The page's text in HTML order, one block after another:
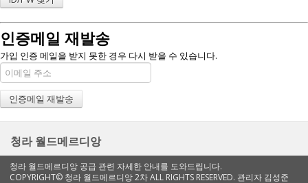
인증메일 재발송
가입 인증 메일을 받지 못한 경우 다시 받을 수 있습니다.
청라 월드메르디앙
청라 월드메르디앙 공급 관련 자세한 안내를 도와드립니다.
COPYRIGHT© 청라 월드메르디앙 2차 ALL RIGHTS RESERVED. 관리자 김성준